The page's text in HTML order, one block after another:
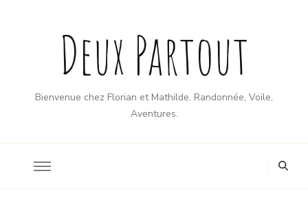
Deux Partout
Bienvenue chez Florian et Mathilde. Randonnée, Voile,
Aventures.